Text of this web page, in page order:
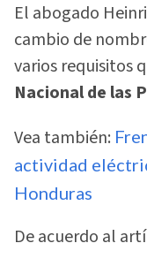
El abogado
cambio de
varios requisitos
Nacional de las
Vea también:
actividad
Honduras
De acuerdo al